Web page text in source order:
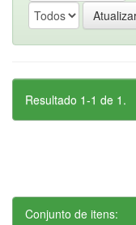
Resultado 1-1 de 1.
Conjunto de itens: